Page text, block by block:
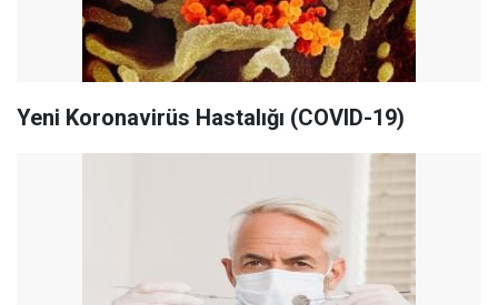
Yeni Koronavirüs Hastalığı (COVID-19)